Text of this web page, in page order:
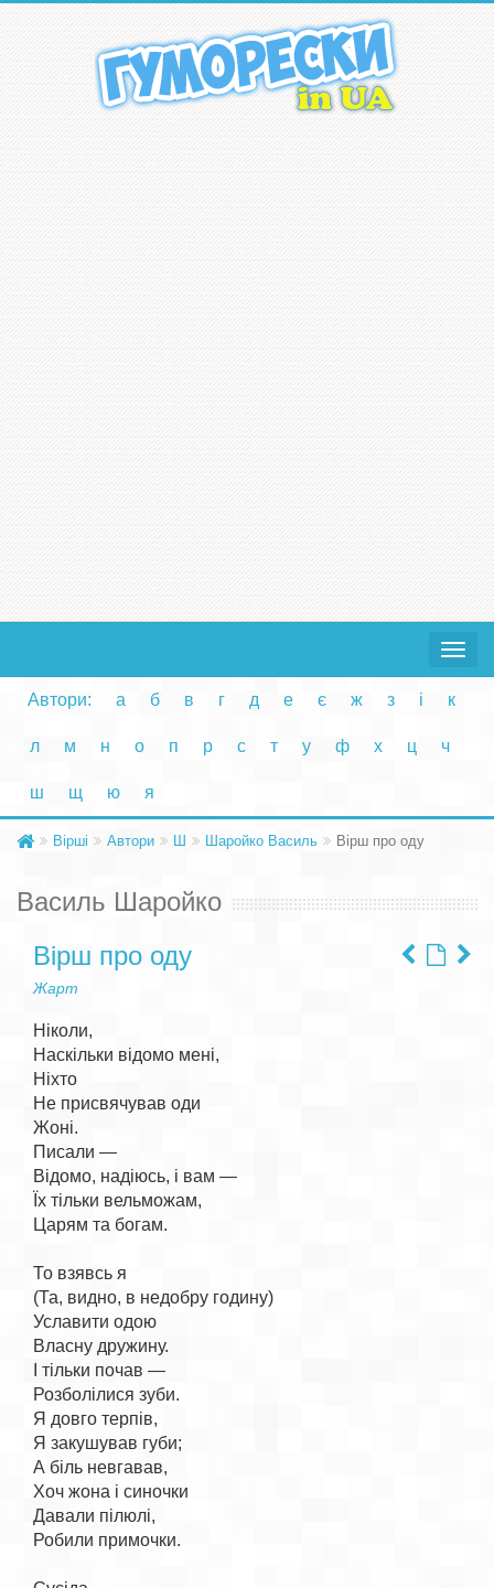
Toggle
Автори: а б в г д е є ж з і к
л м н о п р с т у ф х ц ч
ш щ ю я
Вірші Автори Ш Шаройко Василь Вірш про оду
Василь Шаройко
Вірш про оду
Жарт
Ніколи,
Наскільки відомо мені,
Ніхто
Не присвячував оди
Жоні.
Писали —
Відомо, надіюсь, і вам —
Їх тільки вельможам,
Царям та богам.
То взявсь я
(Та, видно, в недобру годину)
Уславити одою
Власну дружину.
І тільки почав —
Розболілися зуби.
Я довго терпів,
Я закушував губи;
А біль невгавав,
Хоч жона і синочки
Давали пілюлі,
Робили примочки.